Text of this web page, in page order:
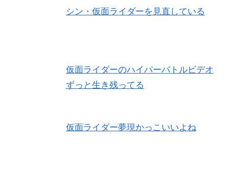
シン・仮面ライダーを見直している
仮面ライダーのハイパーバトルビデオ
ずっと生き残ってる
仮面ライダー夢現かっこいいよね